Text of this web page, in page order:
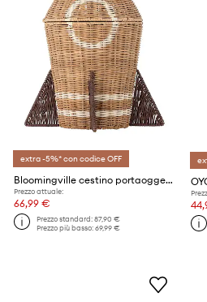
extra -5%* con codice OFF
Bloomingville cestino portaoggetti Space 31 x 35 cm
Prezzo attuale:
66,99 €
Prezzo standard:87,90 €
Prezzo più basso:69,99 €